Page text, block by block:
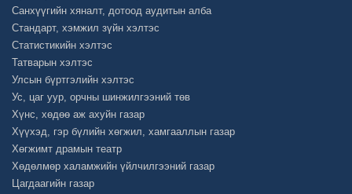
Санхүүгийн хяналт, дотоод аудитын алба
Стандарт, хэмжил зүйн хэлтэс
Статистикийн хэлтэс
Татварын хэлтэс
Улсын бүртгэлийн хэлтэс
Ус, цаг уур, орчны шинжилгээний төв
Хүнс, хөдөө аж ахуйн газар
Хүүхэд, гэр бүлийн хөгжил, хамгааллын газар
Хөгжимт драмын театр
Хөдөлмөр халамжийн үйлчилгээний газар
Цагдаагийн газар